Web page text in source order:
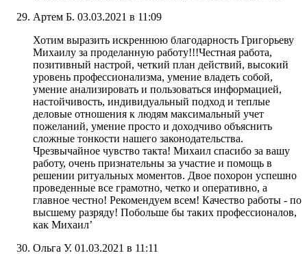
Артем Б. 03.03.2021 в 11:09
Хотим выразить искреннюю благодарность Григорьеву
Михаилу за проделанную работу!!!Честная работа,
позитивный настрой, четкий план действий, высокий
уровень профессионализма, умение владеть собой,
умение анализировать и пользоваться информацией,
настойчивость, индивидуальный подход и теплые
деловые отношения к людям максимальный учет
пожеланий, умение просто и доходчиво объяснить
сложные тонкости нашего законодательства.
Чрезвычайное чувство такта! Михаил спасибо за вашу
работу, очень признательны за участие и помощь в
решении ритуальных моментов. Двое похорон успешно
проведенные все грамотно, четко и оперативно, а
главное честно! Рекомендуем всем! Качество работы - по
высшему разряду! Побольше бы таких профессионалов,
как Михаил’
Ольга У. 01.03.2021 в 11:11